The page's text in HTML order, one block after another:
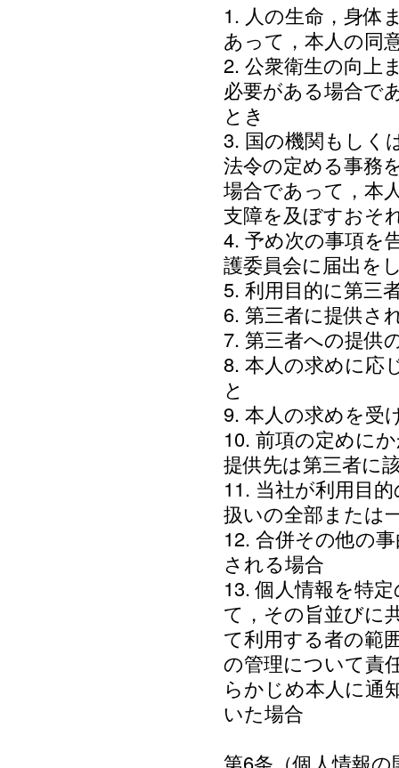
1. 人の生命，身体
あって，本人の同
2. 公衆衛生の向上
必要がある場合で
とき
3. 国の機関もしく
法令の定める事務
場合であって，本
支障を及ぼすおそ
4. 予め次の事項を
護委員会に届出を
5. 利用目的に第三
6. 第三者に提供さ
7. 第三者への提供
8. 本人の求めに応
と
9. 本人の求めを受
10. 前項の定めに
提供先は第三者に
11. 当社が利用目
扱いの全部または
12. 合併その他の
される場合
13. 個人情報を特
て，その旨並びに
て利用する者の範
の管理について責
らかじめ本人に通
いた場合
第6条（個人情報